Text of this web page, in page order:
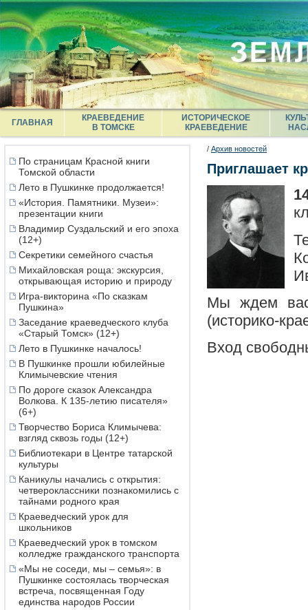
ГЛАВНАЯ
КРАЕВЕДЕНИЕ
В ТОМСКЕ
ИСТОРИЧЕСКОЕ
КРАЕВЕДЕНИЕ
По страницам Красной книги
Томской области
Лето в Пушкинке продолжается!
«История. Памятники. Музеи»:
презентации книги
Владимир Суздальский и его эпоха
(12+)
Секретики семейного счастья
Михайловская роща: экскурсия,
открывающая историю и природу
Игра-викторина «По сказкам
Пушкина»
Заседание краеведческого клуба
«Старый Томск» (12+)
Лето в Пушкинке началось!
В Пушкинке прошли юбилейные
Климычевские чтения
По дороге сказок Александра
Волкова. К 135-летию писателя»
(6+)
Творчество Бориса Климычева:
взгляд сквозь годы (12+)
Библиотекари в Центре татарской
культуры
Каникулы начались с открытия:
четвероклассники познакомились с
тайнами родного края
Краеведческий урок для
школьников
Краеведческий урок в томском
колледже гражданского транспорта
«Мы не соседи, мы – семья»: в
Пушкинке состоялась творческая
встреча, посвященная Году
единства народов России
/ Архив новостей
Приглашает
Мы ждем
(историко-
Вход